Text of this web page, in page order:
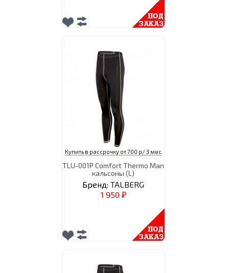
Купить в рассрочку от 700 р/ 3 мес
TLU-001P Comfort Thermo Man
кальсоны (L)
Бренд: TALBERG
1 950 ₽